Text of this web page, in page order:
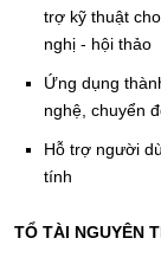
trợ kỹ thuật
nghị - hội thảo
Ứng dụng
nghệ, chuyển
Hỗ trợ người
tính
TỔ TÀI NGUYÊN